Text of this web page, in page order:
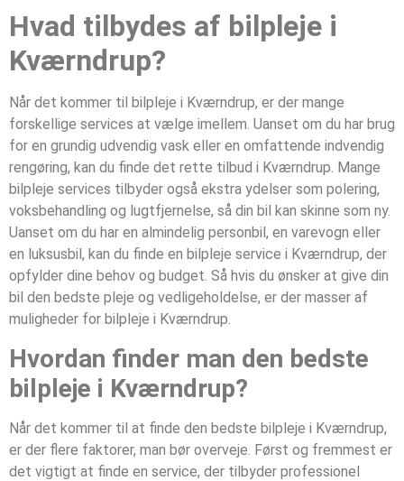
Hvad tilbydes af bilpleje i
Kværndrup?
Når det kommer til bilpleje i Kværndrup, er der mange
forskellige services at vælge imellem. Uanset om du har brug
for en grundig udvendig vask eller en omfattende indvendig
rengøring, kan du finde det rette tilbud i Kværndrup. Mange
bilpleje services tilbyder også ekstra ydelser som polering,
voksbehandling og lugtfjernelse, så din bil kan skinne som ny.
Uanset om du har en almindelig personbil, en varevogn eller
en luksusbil, kan du finde en bilpleje service i Kværndrup, der
opfylder dine behov og budget. Så hvis du ønsker at give din
bil den bedste pleje og vedligeholdelse, er der masser af
muligheder for bilpleje i Kværndrup.
Hvordan finder man den bedste
bilpleje i Kværndrup?
Når det kommer til at finde den bedste bilpleje i Kværndrup,
er der flere faktorer, man bør overveje. Først og fremmest er
det vigtigt at finde en service, der tilbyder professionel